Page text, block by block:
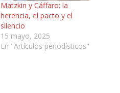
Matzkin y Cáffaro: la
herencia, el pacto y el
silencio
15 mayo, 2025
En "Artículos periodísticos"